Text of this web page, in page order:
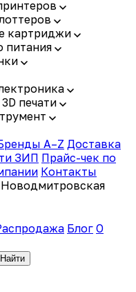
картриджи
питания
печати
A–Z Доставка
ЗИП Прайс-чек по
Контакты
Блог О
Найти